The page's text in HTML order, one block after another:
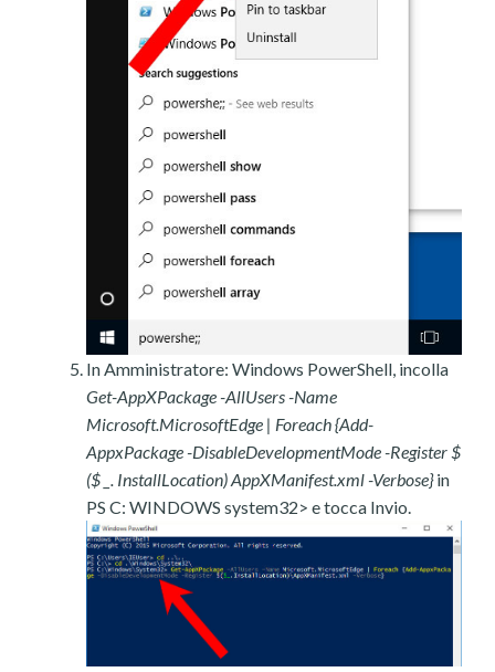
In Amministratore: Windows PowerShell, incolla
Get-AppXPackage -AllUsers -Name
Microsoft.MicrosoftEdge | Foreach {Add-
AppxPackage -DisableDevelopmentMode -Register $
($ _. InstallLocation) AppXManifest.xml -Verbose}in
PS C: WINDOWS system32> e tocca Invio.